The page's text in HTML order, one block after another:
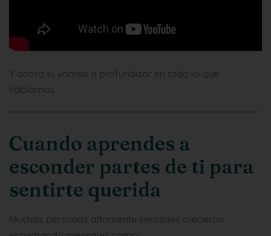
Y ahora sí, vamos a profundizar en todo lo que
hablamos.
Cuando aprendes a
esconder partes de ti para
sentirte querida
Muchas personas altamente sensibles crecieron